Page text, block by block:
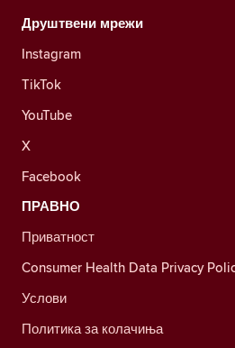
Друштвени мрежи
Instagram
TikTok
YouTube
X
Facebook
ПРАВНО
Приватност
Consumer Health Data Privacy
Услови
Политика за колачиња